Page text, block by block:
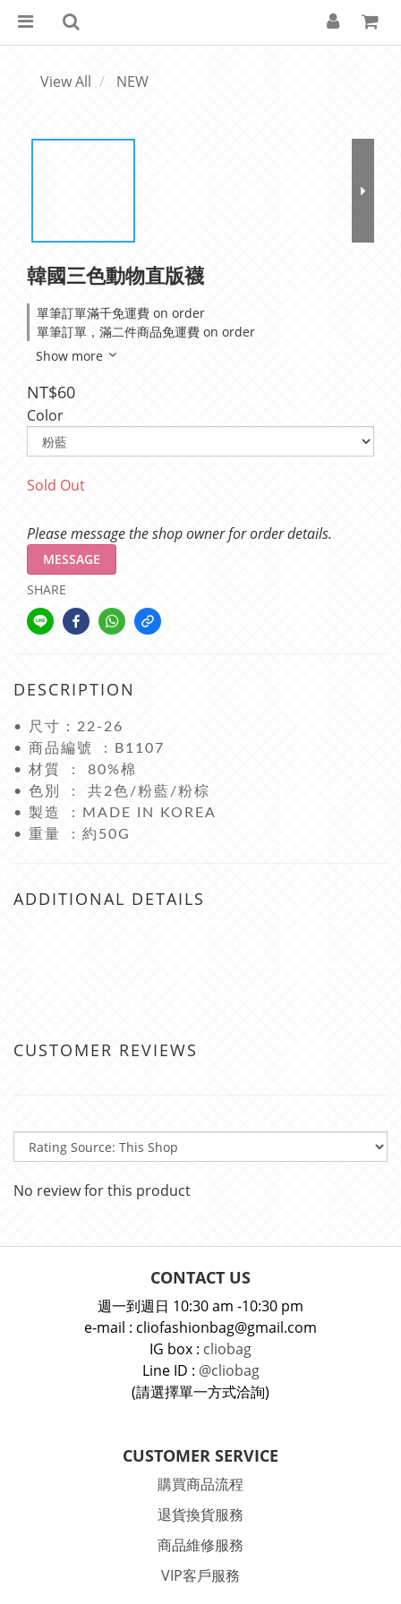
View All NEW
韓國三色動物直版襪
單筆訂單滿千免運費 on order
單筆訂單，滿二件商品免運費 on order
Show more
NT$60
Color
Sold Out
Please message the shop owner for order details.
MESSAGE
SHARE
DESCRIPTION
• 尺寸：22-26
• 商品編號 : B1107
• 材質 : 80%棉
• 色別 : 共2色/粉藍/粉棕
• 製造 : MADE IN KOREA
• 重量 : 約50G
ADDITIONAL DETAILS
CUSTOMER REVIEWS
No review for this product
CONTACT US
週一到週日 10:30 am -10:30 pm
e-mail : cliofashionbag@gmail.com
IG box : cliobag
Line ID : @cliobag
(請選擇單一方式洽詢)
CUSTOMER SERVICE
購買商品流程
退貨換貨服務
商品維修服務
VIP客戶服務